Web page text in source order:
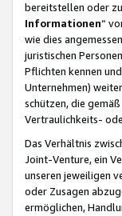
bereitstellen oder
Informationen“
wie dies
juristischen
Pflichten kennen
Unternehmen)
schützen, die
Vertraulichkeits-
Das Verhältnis
Joint-Venture, ein
unseren jeweiligen
oder Zusagen
ermöglichen,